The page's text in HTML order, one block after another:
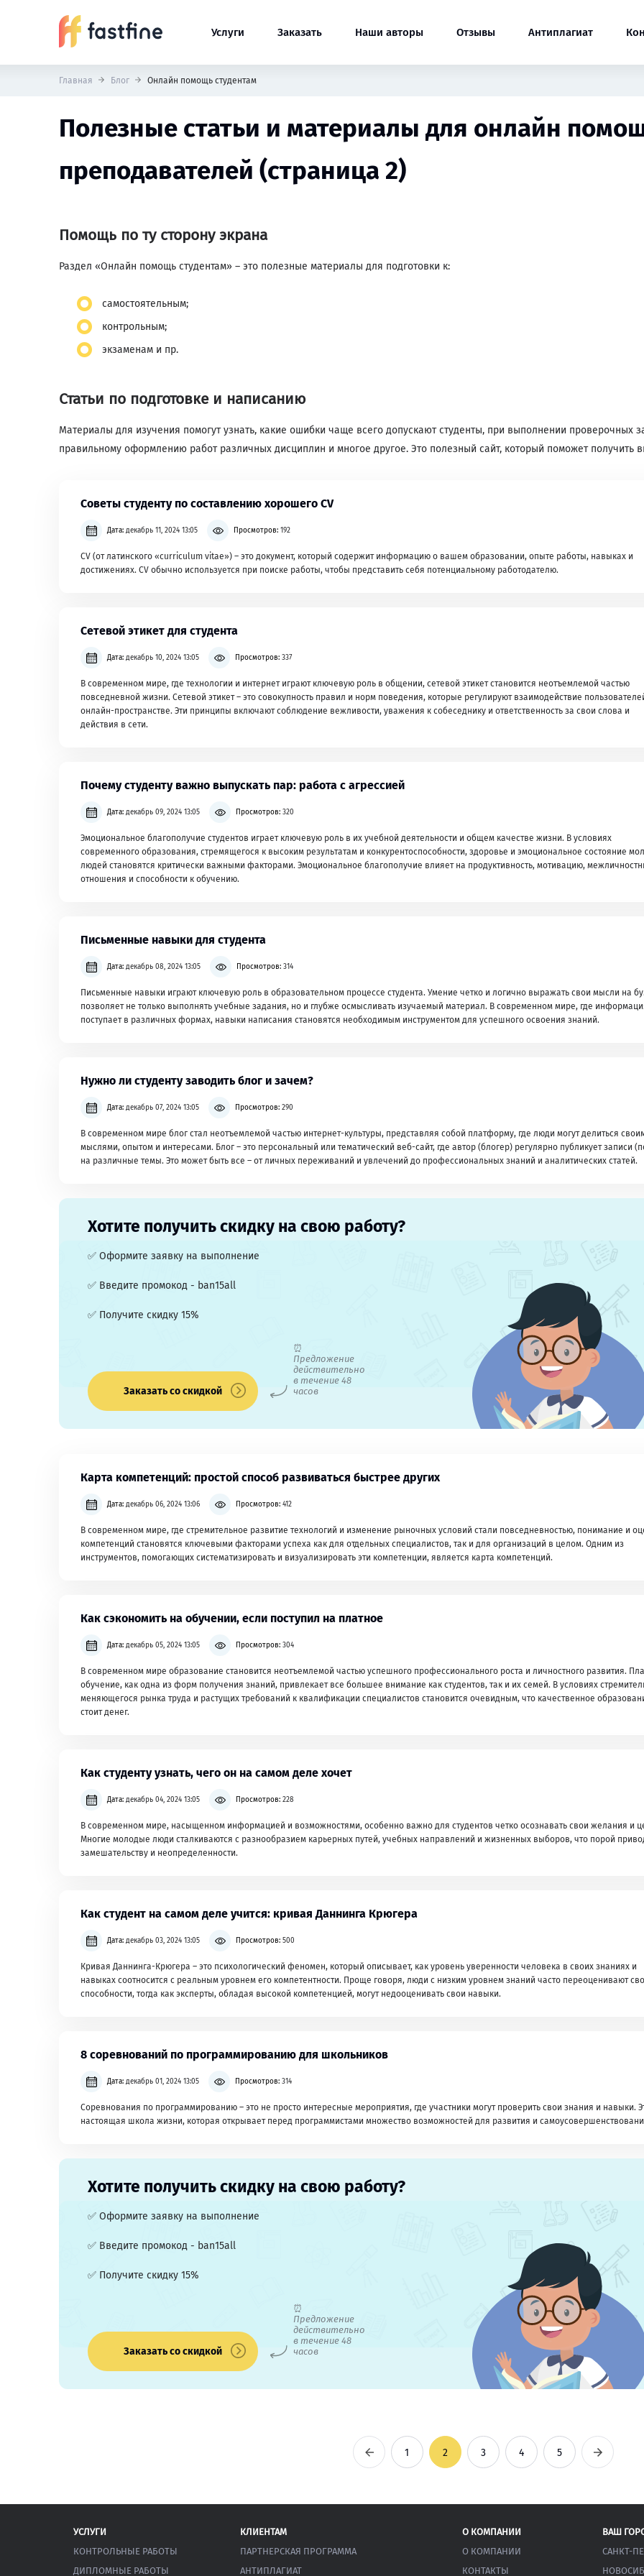
Услуги Заказать Наши авторы Отзывы Антиплагиат
Главная Блог Онлайн помощь студентам
Полезные статьи и материалы для онлайн
преподавателей (страница 2)
Помощь по ту сторону экрана
Раздел «Онлайн помощь студентам» – это полезные материалы для подготовки к:
самостоятельным;
контрольным;
экзаменам и пр.
Статьи по подготовке и написанию
Материалы для изучения помогут узнать, какие ошибки чаще всего допускают студенты, при выполнении проверочных
правильному оформлению работ различных дисциплин и многое другое. Это полезный сайт, который поможет получить
Советы студенту по составлению хорошего CV
Дата: декабрь 11, 2024 13:05 Просмотров: 192
CV (от латинского «curriculum vitae») – это документ, который содержит информацию о вашем образовании, опыте работы, навыках и
достижениях. CV обычно используется при поиске работы, чтобы представить себя потенциальному работодателю.
Сетевой этикет для студента
Дата: декабрь 10, 2024 13:05 Просмотров: 337
В современном мире, где технологии и интернет играют ключевую роль в общении, сетевой этикет становится неотъемлемой частью
повседневной жизни. Сетевой этикет – это совокупность правил и норм поведения, которые регулируют взаимодействие
онлайн-пространстве. Эти принципы включают соблюдение вежливости, уважения к собеседнику и ответственность за свои слова и
действия в сети.
Почему студенту важно выпускать пар: работа с агрессией
Дата: декабрь 09, 2024 13:05 Просмотров: 320
Эмоциональное благополучие студентов играет ключевую роль в их учебной деятельности и общем качестве жизни. В условиях
современного образования, стремящегося к высоким результатам и конкурентоспособности, здоровье и эмоциональное состояние
людей становятся критически важными факторами. Эмоциональное благополучие влияет на продуктивность, мотивацию,
отношения и способности к обучению.
Письменные навыки для студента
Дата: декабрь 08, 2024 13:05 Просмотров: 314
Письменные навыки играют ключевую роль в образовательном процессе студента. Умение четко и логично выражать свои мысли на
позволяет не только выполнять учебные задания, но и глубже осмысливать изучаемый материал. В современном мире, где
поступает в различных формах, навыки написания становятся необходимым инструментом для успешного освоения знаний.
Нужно ли студенту заводить блог и зачем?
Дата: декабрь 07, 2024 13:05 Просмотров: 290
В современном мире блог стал неотъемлемой частью интернет-культуры, представляя собой платформу, где люди могут делиться
мыслями, опытом и интересами. Блог – это персональный или тематический веб-сайт, где автор (блогер) регулярно публикует записи
на различные темы. Это может быть все – от личных переживаний и увлечений до профессиональных знаний и аналитических статей.
Хотите получить скидку на свою работу?
✅ Оформите заявку на выполнение
✅ Введите промокод - ban15all
✅ Получите скидку 15%
Заказать со скидкой
⏰
Предложение
действительно
в течение 48
часов
Карта компетенций: простой способ развиваться быстрее других
Дата: декабрь 06, 2024 13:06 Просмотров: 412
В современном мире, где стремительное развитие технологий и изменение рыночных условий стали повседневностью, понимание и
компетенций становятся ключевыми факторами успеха как для отдельных специалистов, так и для организаций в целом. Одним из
инструментов, помогающих систематизировать и визуализировать эти компетенции, является карта компетенций.
Как сэкономить на обучении, если поступил на платное
Дата: декабрь 05, 2024 13:05 Просмотров: 304
В современном мире образование становится неотъемлемой частью успешного профессионального роста и личностного развития.
обучение, как одна из форм получения знаний, привлекает все большее внимание как студентов, так и их семей. В условиях
меняющегося рынка труда и растущих требований к квалификации специалистов становится очевидным, что качественное
стоит денег.
Как студенту узнать, чего он на самом деле хочет
Дата: декабрь 04, 2024 13:05 Просмотров: 228
В современном мире, насыщенном информацией и возможностями, особенно важно для студентов четко осознавать свои желания и
Многие молодые люди сталкиваются с разнообразием карьерных путей, учебных направлений и жизненных выборов, что порой
замешательству и неопределенности.
Как студент на самом деле учится: кривая Даннинга Крюгера
Дата: декабрь 03, 2024 13:05 Просмотров: 500
Кривая Даннинга-Крюгера – это психологический феномен, который описывает, как уровень уверенности человека в своих знаниях и
навыках соотносится с реальным уровнем его компетентности. Проще говоря, люди с низким уровнем знаний часто переоценивают
способности, тогда как эксперты, обладая высокой компетенцией, могут недооценивать свои навыки.
8 соревнований по программированию для школьников
Дата: декабрь 01, 2024 13:05 Просмотров: 314
Соревнования по программированию – это не просто интересные мероприятия, где участники могут проверить свои знания и навыки.
настоящая школа жизни, которая открывает перед программистами множество возможностей для развития и
Хотите получить скидку на свою работу?
✅ Оформите заявку на выполнение
✅ Введите промокод - ban15all
✅ Получите скидку 15%
Заказать со скидкой
⏰
Предложение
действительно
в течение 48
часов
Предыдущая
1 2 3 4 5
УСЛУГИ
КОНТРОЛЬНЫЕ РАБОТЫ
ДИПЛОМНЫЕ РАБОТЫ
КЛИЕНТАМ
ПАРТНЕРСКАЯ ПРОГРАММА
АНТИПЛАГИАТ
О КОМПАНИИ
О КОМПАНИИ
КОНТАКТЫ
ВАШ
САНКТ-